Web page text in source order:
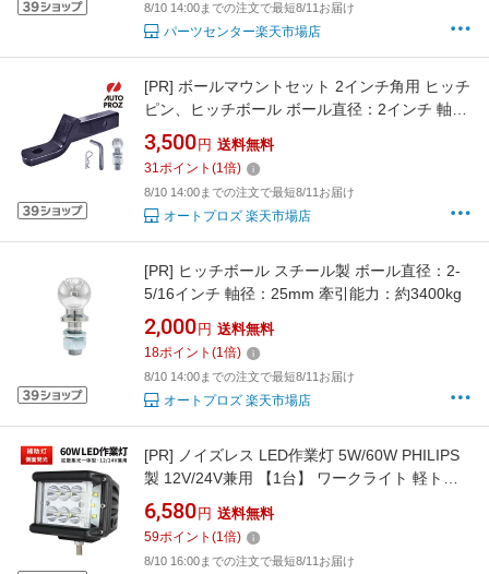
8/10 14:00までの注文で最短8/11お届け
パーツセンター楽天市場店
[PR] ボールマウントセット 2インチ角用 ヒッチ
ピン、ヒッチボール ボール直径：2インチ 軸
径：25mm 牽引能力：約2267kg 2インチドロッ
プ 0.75インチライズ
3,500 円 送料無料
31ポイント (1倍)
8/10 14:00までの注文で最短8/11お届け
オートプロズ 楽天市場店
[PR] ヒッチボール スチール製 ボール直径：2-
5/16インチ 軸径：25mm 牽引能力：約3400kg
2,000 円 送料無料
18ポイント (1倍)
8/10 14:00までの注文で最短8/11お届け
オートプロズ 楽天市場店
[PR] ノイズレス LED作業灯 5W/60W PHILIPS
製 12V/24V兼用 【1台】 ワークライト 軽トラ
msm1260-plp60
6,580 円 送料無料
59ポイント (1倍)
8/10 16:00までの注文で最短8/11お届け